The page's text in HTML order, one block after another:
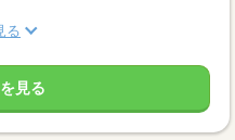
る
見る